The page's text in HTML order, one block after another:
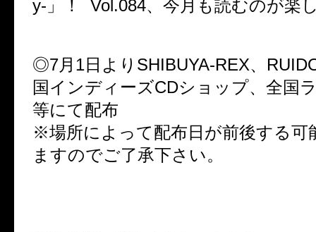
y-」！ Vol.084、今月も読むのが楽
◎7月1日よりSHIBUYA-REX、
国インディーズCDショップ、全国
等にて配布
※場所によって配布日が前後する可
ますのでご了承下さい。